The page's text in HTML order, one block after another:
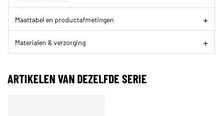
Maattabel en productafmetingen
Materialen & verzorging
ARTIKELEN VAN DEZELFDE SERIE